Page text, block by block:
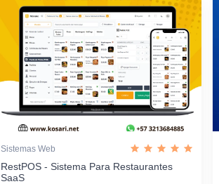
Sistemas Web
RestPOS - Sistema Para Restaurantes
SaaS